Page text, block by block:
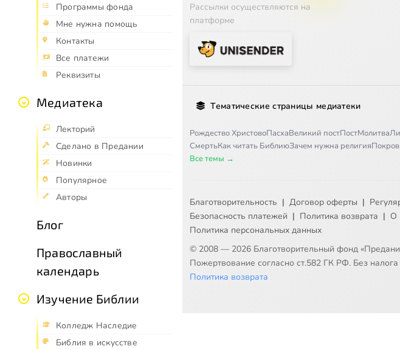
Программы фонда
Мне нужна помощь
Контакты
Все платежи
Реквизиты
Медиатека
Лекторий
Сделано в Предании
Новинки
Популярное
Авторы
Блог
Православный
календарь
Изучение Библии
Колледж Наследие
Библия в искусстве
Рассылки осуществляются на
платформе
Тематические страницы медиатеки
Рождество ХристовоПасхаВеликий постПостМолитва
СмертьКак читать БиблиюЗачем нужна религия
Все темы →
Благотворительность | Договор оферты |
Безопасность платежей | Политика возврата | О
Политика персональных данных
© 2008 — 2026 Благотворительный фонд
Пожертвование согласно ст.582 ГК РФ. Без
Политика возврата